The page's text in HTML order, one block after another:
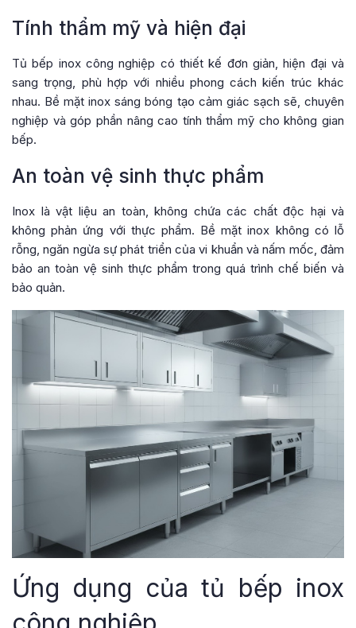
Tính thẩm mỹ và hiện đại
Tủ bếp inox công nghiệp có thiết kế đơn giản, hiện đại và
sang trọng, phù hợp với nhiều phong cách kiến trúc khác
nhau. Bề mặt inox sáng bóng tạo cảm giác sạch sẽ, chuyên
nghiệp và góp phần nâng cao tính thẩm mỹ cho không gian
bếp.
An toàn vệ sinh thực phẩm
Inox là vật liệu an toàn, không chứa các chất độc hại và
không phản ứng với thực phẩm. Bề mặt inox không có lỗ
rỗng, ngăn ngừa sự phát triển của vi khuẩn và nấm mốc, đảm
bảo an toàn vệ sinh thực phẩm trong quá trình chế biến và
bảo quản.
Ứng dụng của tủ bếp inox